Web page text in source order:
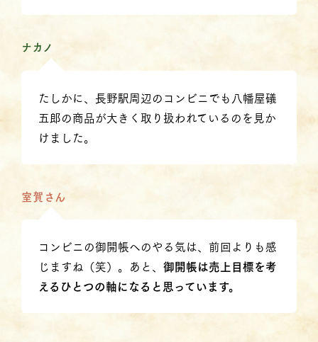
ナカノ
たしかに、長野駅周辺のコンビニでも八幡屋礒
五郎の商品が大きく取り扱われているのを見か
けました。
室賀さん
コンビニの御開帳へのやる気は、前回よりも感
じますね（笑）。あと、 御開帳は売上目標を考
えるひとつの軸になると思っています。